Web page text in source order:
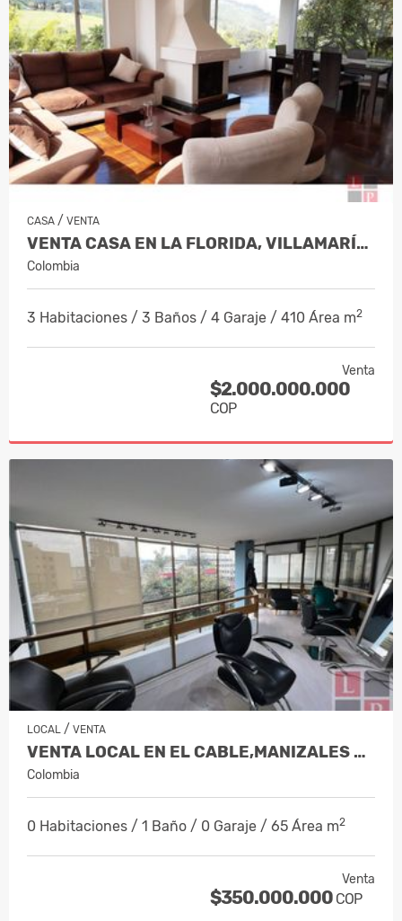
CASA / VENTA
VENTA CASA EN LA FLORIDA, VILLAMARÍA, C…
Colombia
3 Habitaciones / 3 Baños / 4 Garaje / 410 Área m2
Venta
$2.000.000.000
COP
LOCAL / VENTA
VENTA LOCAL EN EL CABLE,MANIZALES CO…
Colombia
0 Habitaciones / 1 Baño / 0 Garaje / 65 Área m2
Venta
$350.000.000 COP